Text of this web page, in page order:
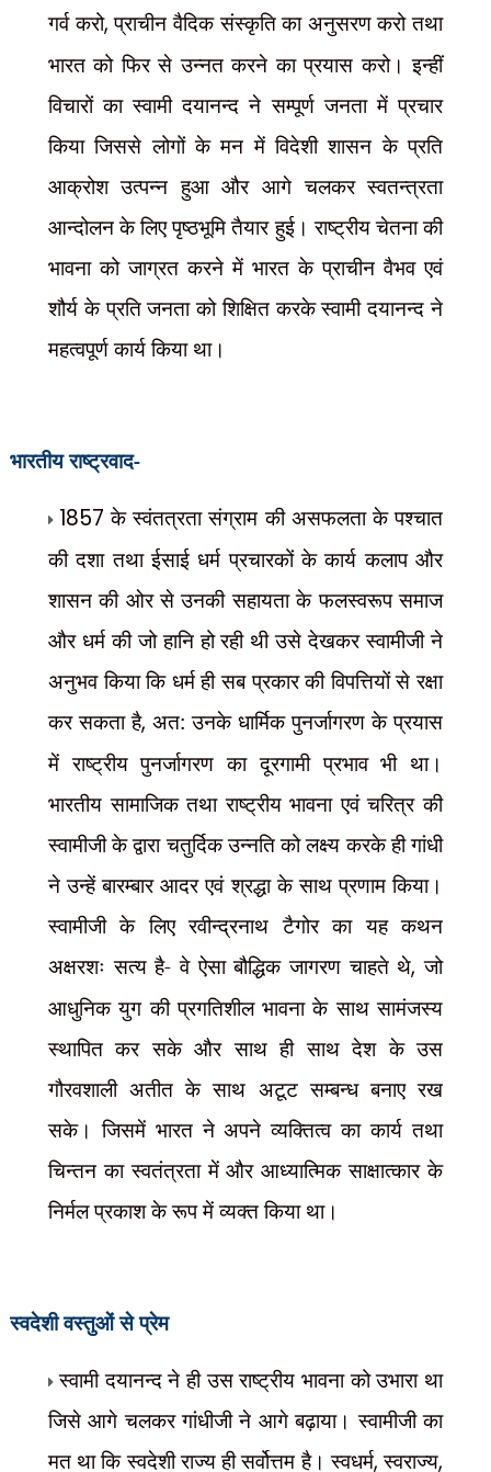
गर्व करो,प्राचीन वैदिक संस्कृति का अनुसरण करो तथा
भारत को फिर से उन्नत करने का प्रयास करो। इन्हीं
विचारों का स्वामी दयानन्द ने सम्पूर्ण जनता में प्रचार
किया जिससे लोगों के मन में विदेशी शासन के प्रति
आक्रोश उत्पन्न हुआ और आगे चलकर स्वतन्त्रता
आन्दोलन के लिए पृष्ठभूमि तैयार हुई। राष्ट्रीय चेतना की
भावना को जाग्रत करने में भारत के प्राचीन वैभव एवं
शौर्य के प्रति जनता को शिक्षित करके स्वामी दयानन्द ने
महत्वपूर्ण कार्य किया था।
भारतीय राष्ट्रवाद-
1857 के स्वंतत्रता संग्राम की असफलता के पश्चात
की दशा तथा ईसाई धर्म प्रचारकों के कार्य कलाप और
शासन की ओर से उनकी सहायता के फलस्वरूप समाज
और धर्म की जो हानि हो रही थी उसे देखकर स्वामीजी ने
अनुभव किया कि धर्म ही सब प्रकार की विपत्तियों से रक्षा
कर सकता है, अत: उनके धार्मिक पुनर्जागरण के प्रयास
में राष्ट्रीय पुनर्जागरण का दूरगामी प्रभाव भी था।
भारतीय सामाजिक तथा राष्ट्रीय भावना एवं चरित्र की
स्वामीजी के द्वारा चतुर्दिक उन्नति को लक्ष्य करके ही गांधी
ने उन्हें बारम्बार आदर एवं श्रद्धा के साथ प्रणाम किया।
स्वामीजी के लिए रवीन्द्रनाथ टैगोर का यह कथन
अक्षरशः सत्य है- वे ऐसा बौद्धिक जागरण चाहते थे,जो
आधुनिक युग की प्रगतिशील भावना के साथ सामंजस्य
स्थापित कर सके और साथ ही साथ देश के उस
गौरवशाली अतीत के साथ अटूट सम्बन्ध बनाए रख
सके। जिसमें भारत ने अपने व्यक्तित्व का कार्य तथा
चिन्तन का स्वतंत्रता में और आध्यात्मिक साक्षात्कार के
निर्मल प्रकाश के रूप में व्यक्त किया था।
स्वदेशी वस्तुओं से प्रेम
स्वामी दयानन्द ने ही उस राष्ट्रीय भावना को उभारा था
जिसे आगे चलकर गांधीजी ने आगे बढ़ाया। स्वामीजी का
मत था कि स्वदेशी राज्य ही सर्वोत्तम है। स्वधर्म,स्वराज्य,